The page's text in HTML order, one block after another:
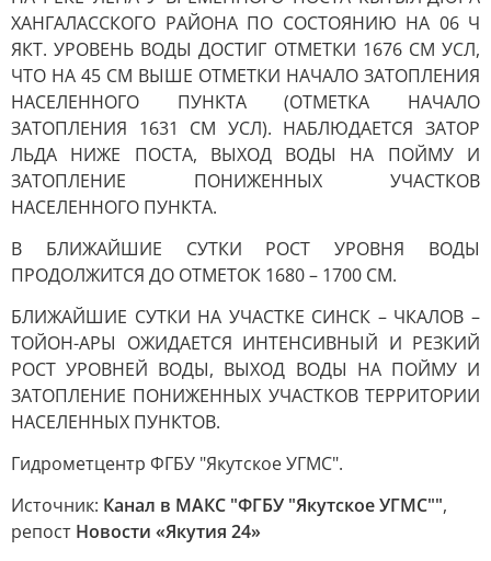
ХАНГАЛАССКОГО РАЙОНА ПО СОСТОЯНИЮ НА 06 Ч
ЯКТ. УРОВЕНЬ ВОДЫ ДОСТИГ ОТМЕТКИ 1676 СМ УСЛ,
ЧТО НА 45 СМ ВЫШЕ ОТМЕТКИ НАЧАЛО ЗАТОПЛЕНИЯ
НАСЕЛЕННОГО ПУНКТА (ОТМЕТКА НАЧАЛО
ЗАТОПЛЕНИЯ 1631 СМ УСЛ). НАБЛЮДАЕТСЯ ЗАТОР
ЛЬДА НИЖЕ ПОСТА, ВЫХОД ВОДЫ НА ПОЙМУ И
ЗАТОПЛЕНИЕ ПОНИЖЕННЫХ УЧАСТКОВ
НАСЕЛЕННОГО ПУНКТА.
В БЛИЖАЙШИЕ СУТКИ РОСТ УРОВНЯ ВОДЫ
ПРОДОЛЖИТСЯ ДО ОТМЕТОК 1680 – 1700 СМ.
БЛИЖАЙШИЕ СУТКИ НА УЧАСТКЕ СИНСК – ЧКАЛОВ –
ТОЙОН-АРЫ ОЖИДАЕТСЯ ИНТЕНСИВНЫЙ И РЕЗКИЙ
РОСТ УРОВНЕЙ ВОДЫ, ВЫХОД ВОДЫ НА ПОЙМУ И
ЗАТОПЛЕНИЕ ПОНИЖЕННЫХ УЧАСТКОВ ТЕРРИТОРИИ
НАСЕЛЕННЫХ ПУНКТОВ.
Гидрометцентр ФГБУ "Якутское УГМС".
Источник: Канал в МАКС "ФГБУ "Якутское УГМС"",
репост Новости «Якутия 24»